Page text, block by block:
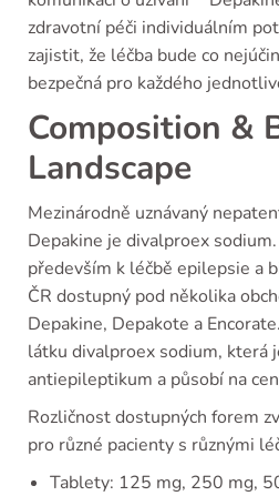
zdravotní péči individuálním
zajistit, že léčba bude co
bezpečná pro každého
Composition &
Landscape
Mezinárodně uznávaný
Depakine je divalproex
především k léčbě epilepsie a
ČR dostupný pod několika
Depakine, Depakote a
látku divalproex sodium, která
antiepileptikum a působí na
Rozličnost dostupných forem
pro různé pacienty s různými
Tablety: 125 mg, 250 mg,